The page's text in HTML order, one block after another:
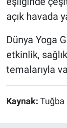
açık havada
Dünya Yoga
etkinlik,
temalarıyla
Kaynak: Tuğba